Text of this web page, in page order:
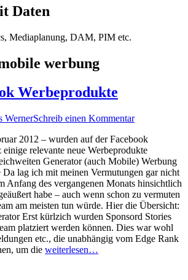
Daten
Mediaplanung, DAM, PIM etc.
werbung
Werbeprodukte
WernerSchreib einen Kommentar
2012 – wurden auf der Facebook
relevante neue Werbeprodukte
Generator (auch Mobile) Werbung
lag ich mit meinen Vermutungen gar nicht
Anfang des vergangenen Monats hinsichtlich
habe – auch wenn schon zu vermuten
am meisten tun würde. Hier die Übersicht:
Erst kürlzich wurden Sponsord Stories
platziert werden können. Dies war wohl
etc., die unabhängig vom Edge Rank
um die weiterlesen…